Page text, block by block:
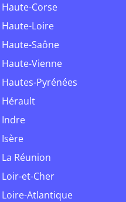
Haute-Corse
Haute-Loire
Haute-Saône
Haute-Vienne
Hautes-Pyrénées
Hérault
Indre
Isère
La Réunion
Loir-et-Cher
Loire-Atlantique